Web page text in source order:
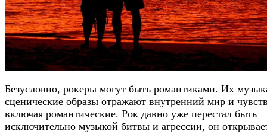
Безусловно, рокеры могут быть романтиками. Их
сценические образы отражают внутренний мир и
включая романтические. Рок давно уже перестал быть
исключительно музыкой битвы и агрессии, он